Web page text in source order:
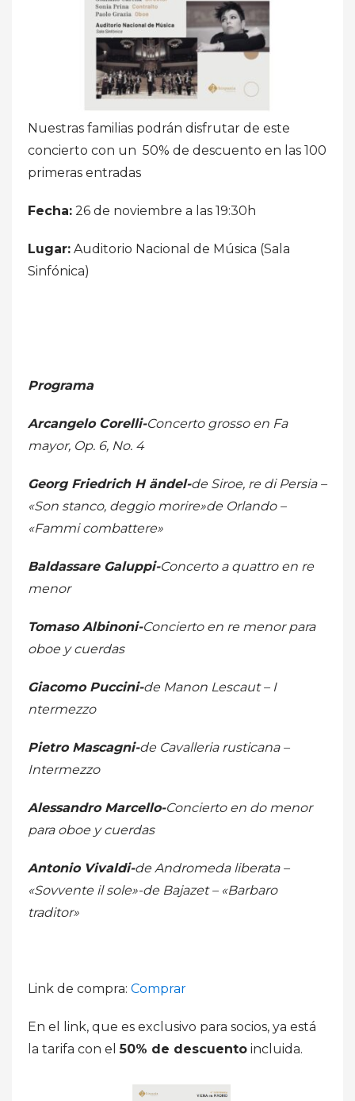
Nuestras familias podrán disfrutar de este
concierto con un 50% de descuento en las 100
primeras entradas
Fecha: 26 de noviembre a las 19:30h
Lugar: Auditorio Nacional de Música (Sala
Sinfónica)
Programa
Arcangelo Corelli-Concerto grosso en Fa
mayor, Op. 6, No. 4
Georg Friedrich H ändel-de Siroe, re di Persia –
«Son stanco, deggio morire»de Orlando –
«Fammi combattere»
Baldassare Galuppi-Concerto a quattro en re
menor
Tomaso Albinoni-Concierto en re menor para
oboe y cuerdas
Giacomo Puccini-de Manon Lescaut – I
ntermezzo
Pietro Mascagni-de Cavalleria rusticana –
Intermezzo
Alessandro Marcello-Concierto en do menor
para oboe y cuerdas
Antonio Vivaldi-de Andromeda liberata –
«Sovvente il sole»-de Bajazet – «Barbaro
traditor»
Link de compra: Comprar
En el link, que es exclusivo para socios, ya está
la tarifa con el50% de descuento incluida.